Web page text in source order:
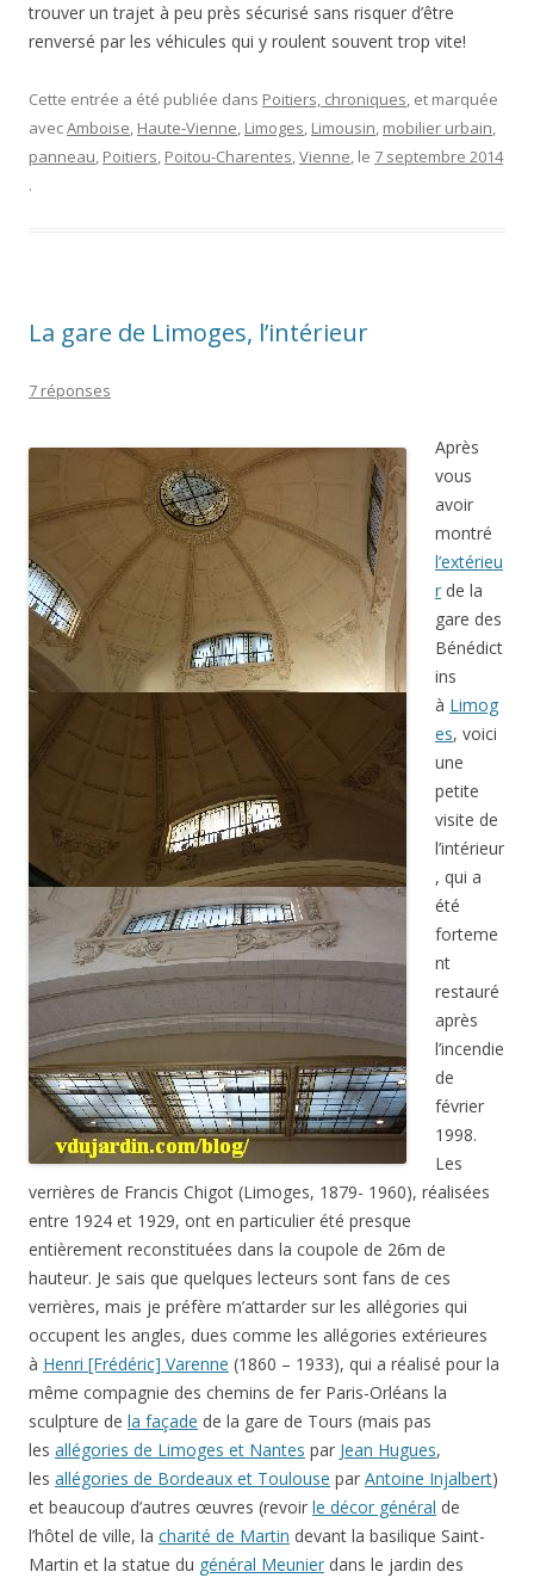
trouver un trajet à peu près sécurisé sans risquer d’être
renversé par les véhicules qui y roulent souvent trop vite!
Cette entrée a été publiée dans Poitiers, chroniques, et marquée
avecAmboise, Haute-Vienne, Limoges, Limousin, mobilier urbain,
panneau, Poitiers, Poitou-Charentes,Vienne, le 7 septembre 2014
.
La gare de Limoges, l’intérieur
7 réponses
Après
vous
avoir
montré
l’extérieu
r de la
gare des
Bénédict
ins
à Limog
es, voici
une
petite
visite de
l’intérieur
, qui a
été
forteme
nt
restauré
après
l’incendie
de
février
1998.
Les
verrières de Francis Chigot (Limoges, 1879- 1960), réalisées
entre 1924 et 1929, ont en particulier été presque
entièrement reconstituées dans la coupole de 26m de
hauteur. Je sais que quelques lecteurs sont fans de ces
verrières, mais je préfère m’attarder sur les allégories qui
occupent les angles, dues comme les allégories extérieures
à Henri [Frédéric] Varenne (1860 – 1933), qui a réalisé pour la
même compagnie des chemins de fer Paris-Orléans la
sculpture de la façade de la gare de Tours (mais pas
les allégories de Limoges et Nantes par Jean Hugues,
les allégories de Bordeaux et Toulouse par Antoine Injalbert)
et beaucoup d’autres œuvres (revoir le décor général de
l’hôtel de ville, la charité de Martin devant la basilique Saint-
Martin et la statue du général Meunier dans le jardin des